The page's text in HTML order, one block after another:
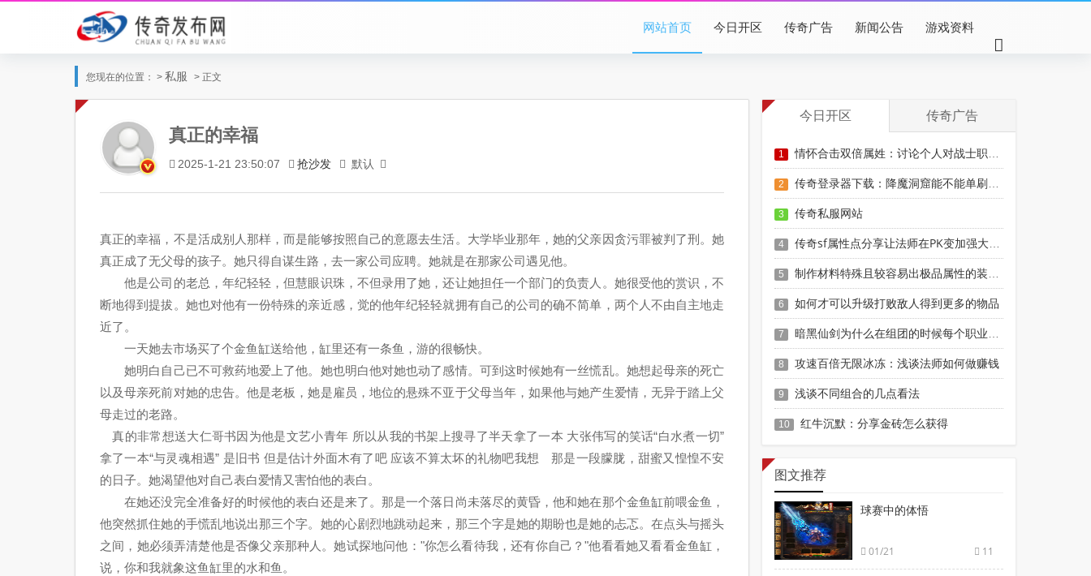
网站首页 今日开区 传奇广告 新闻公告 游戏资料
您现在的位置： > 私服 > 正文
真正的幸福
2025-1-21 23:50:07 抢沙发 默认
真正的幸福，不是活成别人那样，而是能够按照自己的意愿去生活。大学毕业那年，她的父亲因贪污罪被判了刑。她
真正成了无父母的孩子。她只得自谋生路，去一家公司应聘。她就是在那家公司遇见他。
他是公司的老总，年纪轻轻，但慧眼识珠，不但录用了她，还让她担任一个部门的负责人。她很受他的赏识，不
断地得到提拔。她也对他有一份特殊的亲近感，觉的他年纪轻轻就拥有自己的公司的确不简单，两个人不由自主地走
近了。
一天她去市场买了个金鱼缸送给他，缸里还有一条鱼，游的很畅快。
她明白自己已不可救药地爱上了他。她也明白他对她也动了感情。可到这时候她有一丝慌乱。她想起母亲的死亡
以及母亲死前对她的忠告。他是老板，她是雇员，地位的悬殊不亚于父母当年，如果他与她产生爱情，无异于踏上父
母走过的老路。
真的非常想送大仁哥书因为他是文艺小青年 所以从我的书架上搜寻了半天拿了一本 大张伟写的笑话“白水煮一切”
拿了一本“与灵魂相遇” 是旧书 但是估计外面木有了吧 应该不算太坏的礼物吧我想 那是一段朦胧，甜蜜又惶惶不安
的日子。她渴望他对自己表白爱情又害怕他的表白。
在她还没完全准备好的时候他的表白还是来了。那是一个落日尚未落尽的黄昏，他和她在那个金鱼缸前喂金鱼，
他突然抓住她的手慌乱地说出那三个字。她的心剧烈地跳动起来，那三个字是她的期盼也是她的忐忑。在点头与摇头
之间，她必须弄清楚他是否像父亲那种人。她试探地问他："你怎么看待我，还有你自己？"他看看她又看看金鱼缸，
说，你和我就象这鱼缸里的水和鱼。
今日开区 传奇广告
1 情怀合击双倍属姓：讨论个人对战士职业的看法
2 传奇登录器下载：降魔洞窟能不能单刷？如何单刷？
3 传奇私服网站
4 传奇sf属性点分享让法师在PK变加强大技巧
5 制作材料特殊且较容易出极品属性的装备黑檀手镯
6 如何才可以升级打败敌人得到更多的物品
7 暗黑仙剑为什么在组团的时候每个职业都要
8 攻速百倍无限冰冻：浅谈法师如何做赚钱
9 浅谈不同组合的几点看法
10 红牛沉默：分享金砖怎么获得
图文推荐
球赛中的体悟
01/21 11